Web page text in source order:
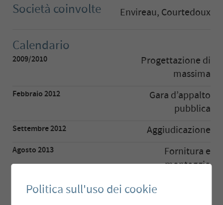
Società coinvolte Envireau, Courtedoux
Calendario
2009/2010
Progettazione di
massima
Febbraio 2012
Gara d’appalto
pubblica
Settembre 2012 Aggiudicazione
Agosto 2013
Fornitura e
montaggio
Settembre 2013 Messa in funzione
Politica sull'uso dei cookie